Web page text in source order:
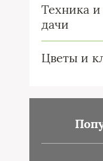
Техника
дачи
Цветы и